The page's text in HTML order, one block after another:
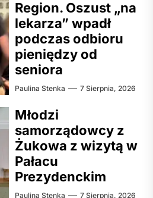
Region. Oszust „na
lekarza” wpadł
podczas odbioru
pieniędzy od
seniora
Paulina Stenka 7 Sierpnia, 2026
Młodzi
samorządowcy z
Żukowa z wizytą w
Pałacu
Prezydenckim
Paulina Stenka 7 Sierpnia, 2026